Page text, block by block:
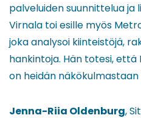
palveluiden suunnittelua ja
Virnala toi esille myös
joka analysoi kiinteistöjä,
hankintoja. Hän totesi,
on heidän
Jenna-Riia Oldenburg,